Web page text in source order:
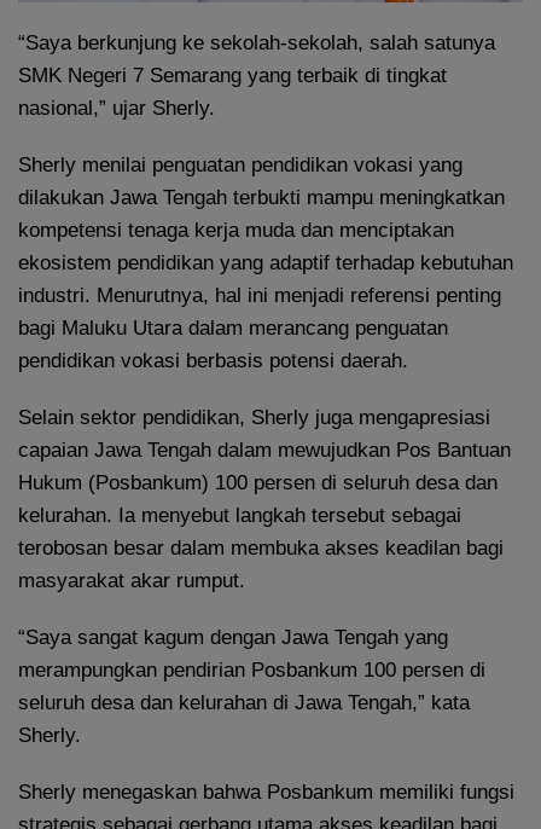
“Saya berkunjung ke sekolah-sekolah, salah satunya
SMK Negeri 7 Semarang yang terbaik di tingkat
nasional,” ujar Sherly.
Sherly menilai penguatan pendidikan vokasi yang
dilakukan Jawa Tengah terbukti mampu meningkatkan
kompetensi tenaga kerja muda dan menciptakan
ekosistem pendidikan yang adaptif terhadap kebutuhan
industri. Menurutnya, hal ini menjadi referensi penting
bagi Maluku Utara dalam merancang penguatan
pendidikan vokasi berbasis potensi daerah.
Selain sektor pendidikan, Sherly juga mengapresiasi
capaian Jawa Tengah dalam mewujudkan Pos Bantuan
Hukum (Posbankum) 100 persen di seluruh desa dan
kelurahan. Ia menyebut langkah tersebut sebagai
terobosan besar dalam membuka akses keadilan bagi
masyarakat akar rumput.
“Saya sangat kagum dengan Jawa Tengah yang
merampungkan pendirian Posbankum 100 persen di
seluruh desa dan kelurahan di Jawa Tengah,” kata
Sherly.
Sherly menegaskan bahwa Posbankum memiliki fungsi